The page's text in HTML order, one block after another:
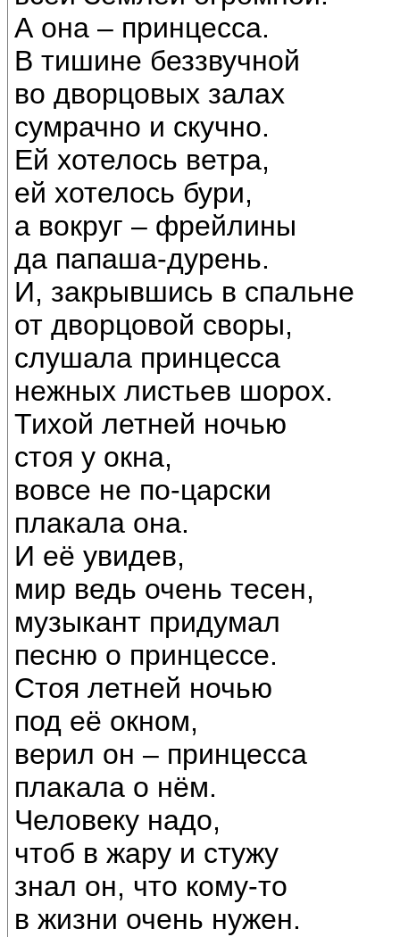
А она – принцесса.
В тишине беззвучной
во дворцовых залах
сумрачно и скучно.
Ей хотелось ветра,
ей хотелось бури,
а вокруг – фрейлины
да папаша-дурень.
И, закрывшись в спальне
от дворцовой своры,
слушала принцесса
нежных листьев шорох.
Тихой летней ночью
стоя у окна,
вовсе не по-царски
плакала она.
И её увидев,
мир ведь очень тесен,
музыкант придумал
песню о принцессе.
Стоя летней ночью
под её окном,
верил он – принцесса
плакала о нём.
Человеку надо,
чтоб в жару и стужу
знал он, что кому-то
в жизни очень нужен.